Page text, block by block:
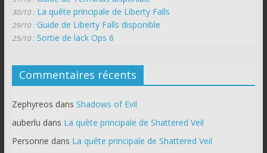
30/10 : La quête principale de Liberty Falls
29/10 : Guide de Liberty Falls disponible
25/10 : Sortie de lack Ops 6
Commentaires récents
Zephyreos dans Shadows of Evil
auberlu dans La quête principale de Shattered Veil
Personne dans La quête principale de Shattered Veil